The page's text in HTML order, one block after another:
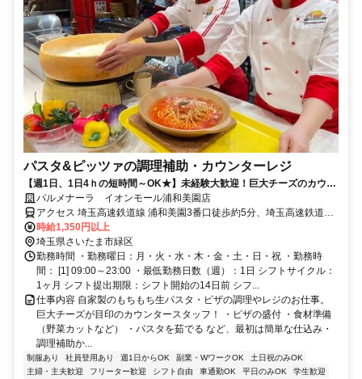
パスタ&ピッツァの調理補助・カウンターレジ
【週1日、1日4ｈの短時間～OK★】未経験大歓迎！巨大チーズのカウン
タースタッフ大募集！
パルメナーラ イオンモール浦和美園店
アクセス 埼玉高速鉄道線 浦和美園3番口徒歩約5分、埼玉高速鉄道線
東川口3番口徒歩約26分、ＪＲ武蔵野線 東川口3番口徒歩約26分 「浦
和美園駅」より徒歩5分【受動喫煙防止措置】敷地内禁煙 （喫煙所/勤
務地により異なる）
時給1,350円以上
埼玉県さいたま市緑区
勤務時間 ・勤務曜日：月・火・水・木・金・土・日・祝 ・勤務時
間： [1] 09:00～23:00 ・最低勤務日数（週）：1日 シフトサイクル：
1ヶ月 シフト提出期限：シフト開始の14日前 シフ...
仕事内容 自家製のもちもち生パスタ・ピザの調理やレジのお仕事。
巨大チーズが目印のカウンタースタッフ！ ・ピザの盛付 ・食材準備
（野菜カットなど） ・パスタを茹でる など、最初は簡単な仕込み・
調理補助か...
制服あり 社員登用あり 週1日からOK 副業・WワークOK
土日祝のみOK
主婦・主夫歓迎
フリーター歓迎 シフト自由 車通勤OK 平日のみOK
学生歓迎